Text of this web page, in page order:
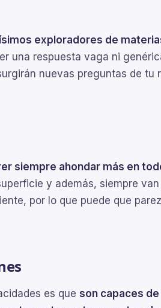
exploradores de
una respuesta vaga ni
nuevas preguntas de tu
siempre ahondar más en
y además, siempre
por lo que puede que
es que son capaces